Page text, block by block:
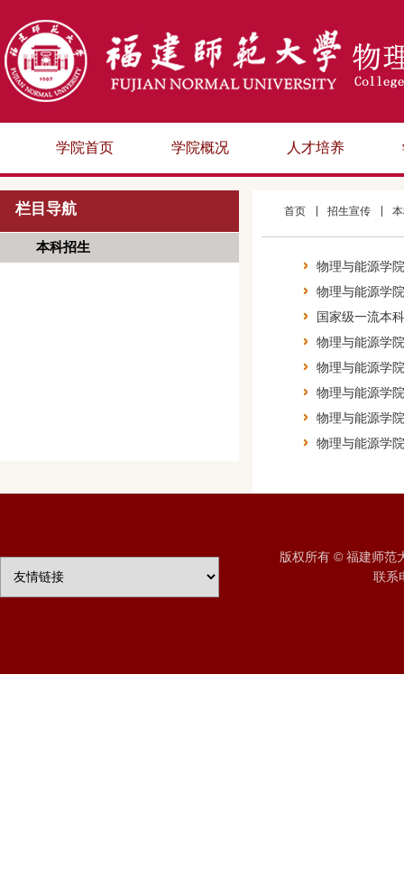
学院首页 学院概况 人才培养
首页 招生宣传
物理与能源学
物理与能源学
国家级一流本
物理与能源学
物理与能源学
物理与能源学
物理与能源学
物理与能源学
栏目导航
本科招生
版权所有 © 福建师范
联系